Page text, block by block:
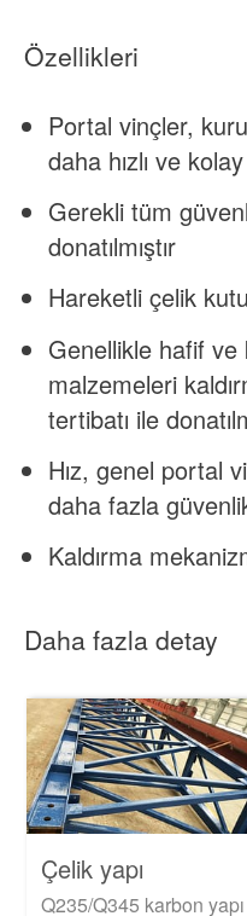
Özellikleri
Portal vinçler,
daha hızlı ve kolay
Gerekli tüm
donatılmıştır
Hareketli çelik
Genellikle hafif ve
malzemeleri
tertibatı ile
Hız, genel portal
daha fazla
Kaldırma
Daha fazla detay
Çelik yapı
Q235/Q345 karbon yapı